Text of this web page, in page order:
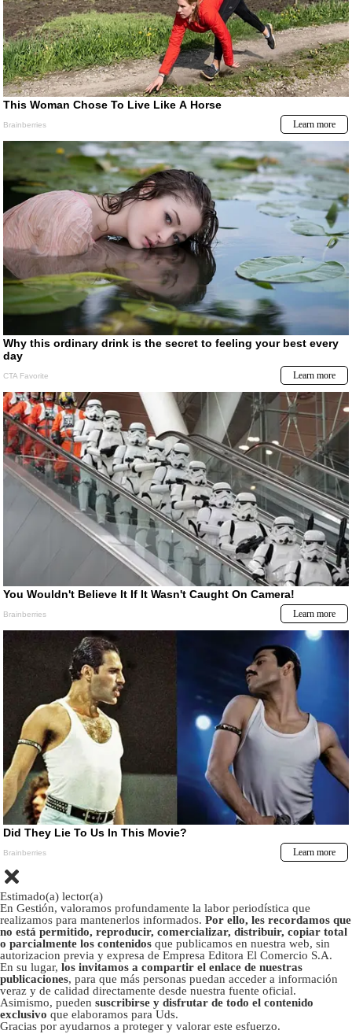
Estimado(a) lector(a)
En Gestión, valoramos profundamente la labor periodística que
realizamos para mantenerlos informados. Por ello, les recordamos que
no está permitido, reproducir, comercializar, distribuir, copiar total
o parcialmente los contenidos que publicamos en nuestra web, sin
autorizacion previa y expresa de Empresa Editora El Comercio S.A.
En su lugar, los invitamos a compartir el enlace de nuestras
publicaciones, para que más personas puedan acceder a información
veraz y de calidad directamente desde nuestra fuente oficial.
Asimismo, pueden suscribirse y disfrutar de todo el contenido
exclusivo que elaboramos para Uds.
Gracias por ayudarnos a proteger y valorar este esfuerzo.